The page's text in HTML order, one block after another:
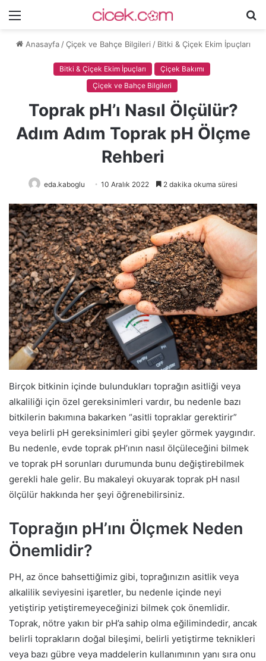
Menü
Anasayfa / Çiçek ve Bahçe Bilgileri / Bitki & Çiçek Ekim İpuçları
Bitki & Çiçek Ekim İpuçları
Çiçek Bakımı
Çiçek ve Bahçe Bilgileri
Toprak pH’ı Nasıl Ölçülür?
Adım Adım Toprak pH Ölçme
Rehberi
eda.kaboglu 10 Aralık 2022 2 dakika okuma süresi
Birçok bitkinin içinde bulundukları toprağın asitliği veya
alkaliliği için özel gereksinimleri vardır, bu nedenle bazı
bitkilerin bakımına bakarken “asitli topraklar gerektirir”
veya belirli pH gereksinimleri gibi şeyler görmek yaygındır.
Bu nedenle, evde toprak pH’ının nasıl ölçüleceğini bilmek
ve toprak pH sorunları durumunda bunu değiştirebilmek
gerekli hale gelir. Bu makaleyi okuyarak toprak pH nasıl
ölçülür hakkında her şeyi öğrenebilirsiniz.
Toprağın pH’ını Ölçmek Neden
Önemlidir?
PH, az önce bahsettiğimiz gibi, toprağınızın asitlik veya
alkalilik seviyesini işaretler, bu nedenle içinde neyi
yetiştirip yetiştiremeyeceğinizi bilmek çok önemlidir.
Toprak, nötre yakın bir pH’a sahip olma eğilimindedir, ancak
belirli toprakların doğal bileşimi, belirli yetiştirme teknikleri
veya bazı gübre veya maddelerin kullanımının yanı sıra onu